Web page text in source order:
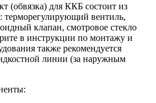
(обвязка) для ККБ состоит из
вентиль,
клапан, смотровое стекло
в инструкции по монтажу и
также рекомендуется
линии (за наружным